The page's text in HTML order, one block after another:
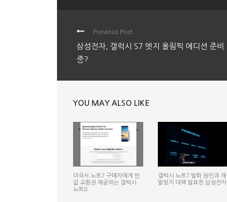
Previous Post
삼성전자, 갤럭시 S7 엣지 올림픽 에디션 준비
중?
YOU MAY ALSO LIKE
미국서 노트7 구매자에게 반
값 교환권 제공하는 갤럭시
노트8
갤럭시 노트7 발화 원인과 재
발방지 대책 발표한 삼성전자